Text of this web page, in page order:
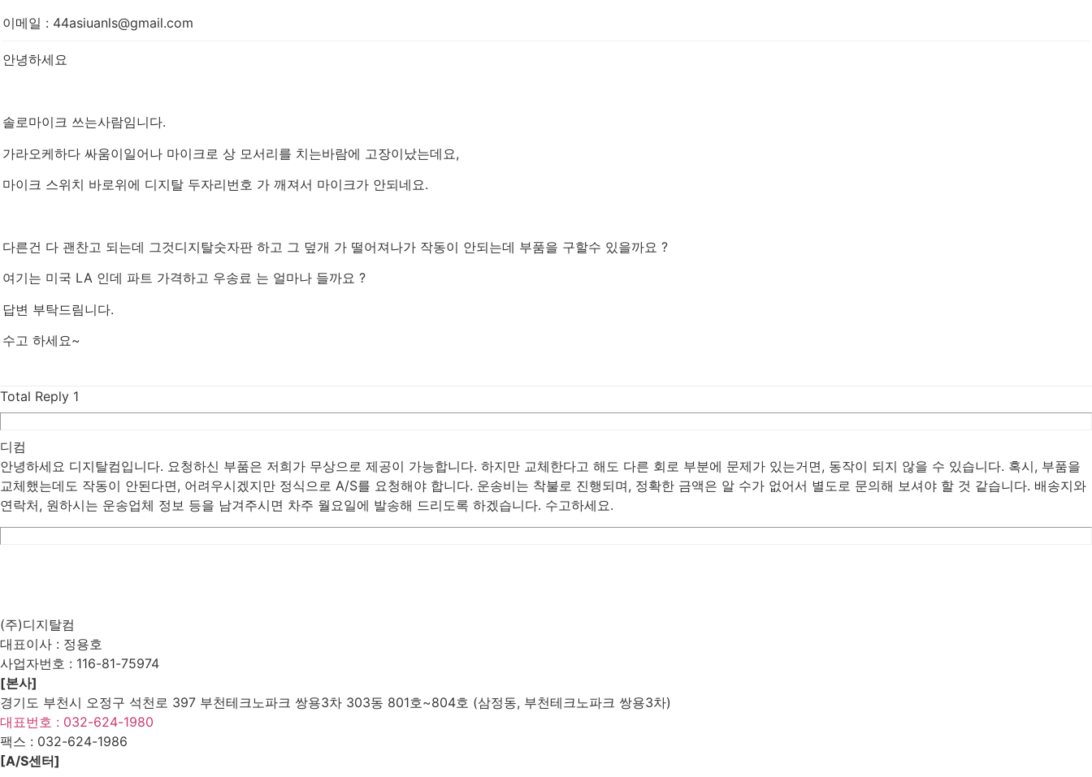
이메일 : 44asiuanls@gmail.com
안녕하세요
솔로마이크 쓰는사람임니다.
가라오케하다 싸움이일어나 마이크로 상 모서리를 치는바람에 고장이났는데요,
마이크 스위치 바로위에 디지탈 두자리번호 가 깨져서 마이크가 안되네요.
다른건 다 괜찬고 되는데 그것디지탈숫자판 하고 그 덮개 가 떨어져나가 작동이 안되는데 부품을 구할수 있을까요 ?
여기는 미국 LA 인데 파트 가격하고 우송료 는 얼마나 들까요 ?
답변 부탁드림니다.
수고 하세요~
Total Reply 1
디컴
안녕하세요 디지탈컴입니다. 요청하신 부품은 저희가 무상으로 제공이 가능합니다. 하지만 교체한다고 해도 다른 회로 부분에 문제가 있는거면, 동작이 되지 않을 수 있습니다. 혹시, 부품을
교체했는데도 작동이 안된다면, 어려우시겠지만 정식으로 A/S를 요청해야 합니다. 운송비는 착불로 진행되며, 정확한 금액은 알 수가 없어서 별도로 문의해 보셔야 할 것 같습니다. 배송지와
연락처, 원하시는 운송업체 정보 등을 남겨주시면 차주 월요일에 발송해 드리도록 하겠습니다. 수고하세요.
(주)디지탈컴
대표이사 : 정용호
사업자번호 : 116-81-75974
[본사]
경기도 부천시 오정구 석천로 397 부천테크노파크 쌍용3차 303동 801호~804호 (삼정동, 부천테크노파크 쌍용3차)
대표번호 : 032-624-1980
팩스 : 032-624-1986
[A/S센터]